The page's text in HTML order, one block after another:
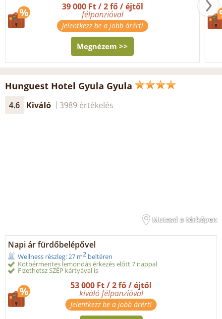
39 000 Ft / 2 fő / éjtől
félpanzióval
Jelentkezz be a jobb árért!
Megnézem >>
Hunguest Hotel Gyula Gyula
4.6 Kiváló 3989 értékelés
Mutasd a térképen
Napi ár fürdőbelépővel
Wellness részleg: 27 m2 beltéren
Kötbérmentes lemondás érkezés előtt 7 nappal
Fizethetsz SZÉP kártyával is
53 000 Ft / 2 fő / éjtől
kiváló félpanzióval
Jelentkezz be a jobb árért!